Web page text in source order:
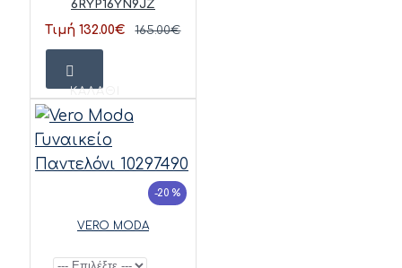
6RYP16YN9JZ
Τιμή 132.00€ 165.00€
ΚΑΛΆΘΙ
-20 %
VERO MODA